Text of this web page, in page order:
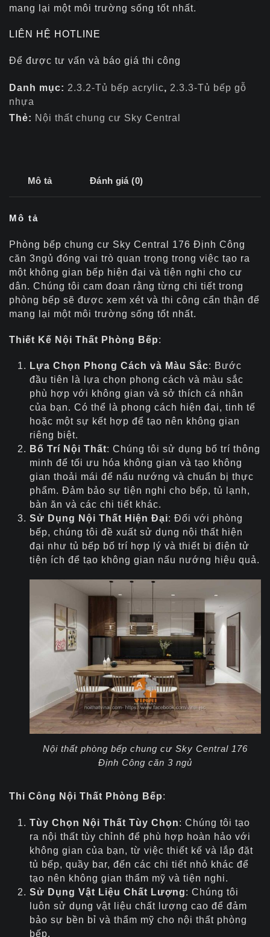
mang lại một môi trường sống tốt nhất.
LIÊN HỆ HOTLINE
Để được tư vấn và báo giá thi công
Danh mục: 2.3.2-Tủ bếp acrylic, 2.3.3-Tủ bếp gỗ
nhựa
Thẻ: Nội thất chung cư Sky Central
Mô tả Đánh giá (0)
Mô tả
Phòng bếp chung cư Sky Central 176 Định Công
căn 3ngủ đóng vai trò quan trọng trong việc tạo ra
một không gian bếp hiện đại và tiện nghi cho cư
dân. Chúng tôi cam đoan rằng từng chi tiết trong
phòng bếp sẽ được xem xét và thi công cẩn thận để
mang lại một môi trường sống tốt nhất.
Thiết Kế Nội Thất Phòng Bếp:
Lựa Chọn Phong Cách và Màu Sắc: Bước
đầu tiên là lựa chọn phong cách và màu sắc
phù hợp với không gian và sở thích cá nhân
của bạn. Có thể là phong cách hiện đại, tinh tế
hoặc một sự kết hợp để tạo nên không gian
riêng biệt.
Bố Trí Nội Thất: Chúng tôi sử dụng bố trí thông
minh để tối ưu hóa không gian và tạo không
gian thoải mái để nấu nướng và chuẩn bị thực
phẩm. Đảm bảo sự tiện nghi cho bếp, tủ lạnh,
bàn ăn và các chi tiết khác.
Sử Dụng Nội Thất Hiện Đại: Đối với phòng
bếp, chúng tôi đề xuất sử dụng nội thất hiện
đại như tủ bếp bố trí hợp lý và thiết bị điện tử
tiện ích để tạo không gian nấu nướng hiệu quả.
Nội thất phòng bếp chung cư Sky Central 176
Định Công căn 3 ngủ
Thi Công Nội Thất Phòng Bếp:
Tùy Chọn Nội Thất Tùy Chọn: Chúng tôi tạo
ra nội thất tùy chỉnh để phù hợp hoàn hảo với
không gian của bạn, từ việc thiết kế và lắp đặt
tủ bếp, quầy bar, đến các chi tiết nhỏ khác để
tạo nên không gian thẩm mỹ và tiện nghi.
Sử Dụng Vật Liệu Chất Lượng: Chúng tôi
luôn sử dụng vật liệu chất lượng cao để đảm
bảo sự bền bỉ và thẩm mỹ cho nội thất phòng
bếp.